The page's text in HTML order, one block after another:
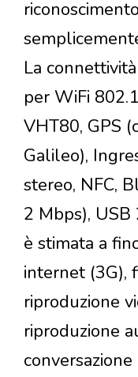
La
per WiFi
VHT80, GPS
Galileo),
stereo, NFC,
2 Mbps), USB
è stimata a
internet (3G),
riproduzione
riproduzione